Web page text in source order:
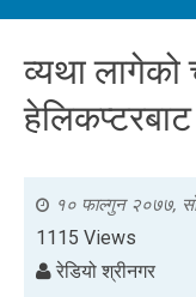
व्यथा लागेको
हेलिकप्टरबाट
१० फाल्गुन २०७७,
1115 Views
रेडियो श्रीनगर